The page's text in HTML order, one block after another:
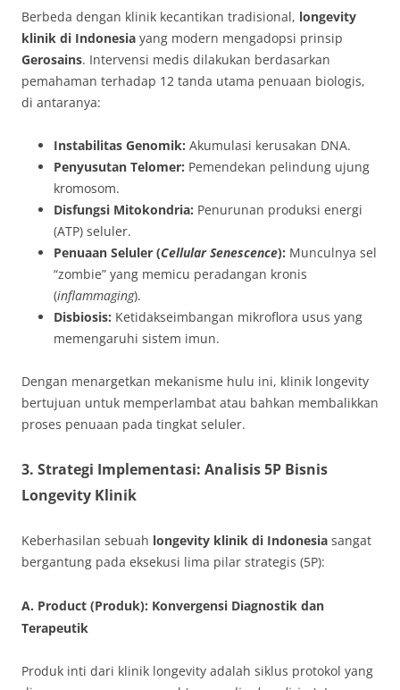
Berbeda dengan klinik kecantikan tradisional, longevity
klinik di Indonesia yang modern mengadopsi prinsip
Gerosains. Intervensi medis dilakukan berdasarkan
pemahaman terhadap 12 tanda utama penuaan biologis,
di antaranya:
Instabilitas Genomik: Akumulasi kerusakan DNA.
Penyusutan Telomer: Pemendekan pelindung ujung
kromosom.
Disfungsi Mitokondria: Penurunan produksi energi
(ATP) seluler.
Penuaan Seluler (Cellular Senescence): Munculnya sel
“zombie” yang memicu peradangan kronis
(inflammaging).
Disbiosis: Ketidakseimbangan mikroflora usus yang
memengaruhi sistem imun.
Dengan menargetkan mekanisme hulu ini, klinik longevity
bertujuan untuk memperlambat atau bahkan membalikkan
proses penuaan pada tingkat seluler.
3. Strategi Implementasi: Analisis 5P Bisnis
Longevity Klinik
Keberhasilan sebuah longevity klinik di Indonesia sangat
bergantung pada eksekusi lima pilar strategis (5P):
A. Product (Produk): Konvergensi Diagnostik dan
Terapeutik
Produk inti dari klinik longevity adalah siklus protokol yang